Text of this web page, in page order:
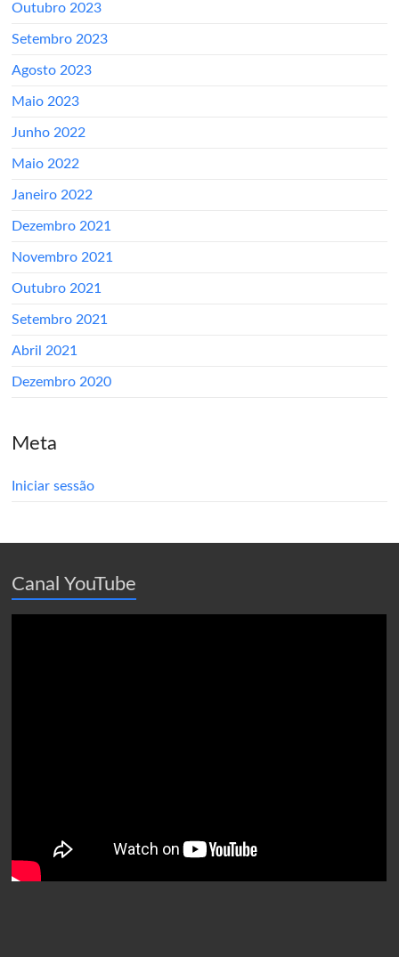
Outubro 2023
Setembro 2023
Agosto 2023
Maio 2023
Junho 2022
Maio 2022
Janeiro 2022
Dezembro 2021
Novembro 2021
Outubro 2021
Setembro 2021
Abril 2021
Dezembro 2020
Meta
Iniciar sessão
Canal YouTube